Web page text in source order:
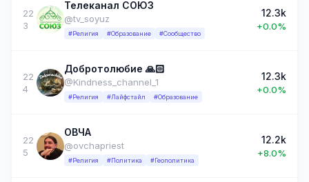
22
3
Телеканал СОЮЗ
@tv_soyuz
#Религия #Образование #Сообщество
12.3k
+0.0%
22
4
Добротолюбие 🙏🏻
@Kindness_channel_1
#Религия #Лайфстайл #Образование
12.3k
+0.0%
22
5
ОВЧА
@ovchapriest
#Религия #Политика #Геополитика
12.2k
+8.0%